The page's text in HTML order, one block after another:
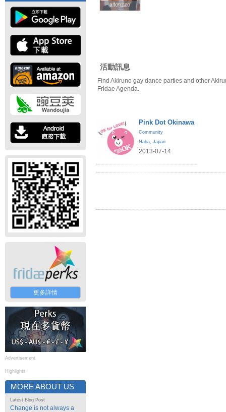
更多詳情
Advertisement
Highlights
MORE ABOUT US
Latest Blog Post
Change is not always a
alfonzzo
alfonzzo
活動訊息
Find Akiruno gay dance parties and other
Fridae Agenda.
Pink Dot Okinawa
Community
Naha, Japan
2013-07-14